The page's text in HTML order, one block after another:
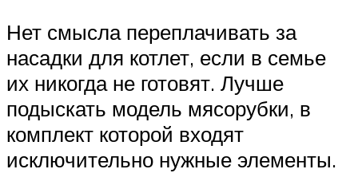
Нет смысла переплачивать за
насадки для котлет, если в семье
их никогда не готовят. Лучше
подыскать модель мясорубки, в
комплект которой входят
исключительно нужные элементы.